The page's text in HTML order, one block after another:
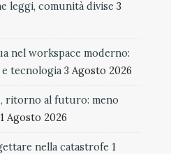
leggi, comunità divise 3
nel workspace moderno:
tecnologia 3 Agosto 2026
ritorno al futuro: meno
1 Agosto 2026
nella catastrofe 1